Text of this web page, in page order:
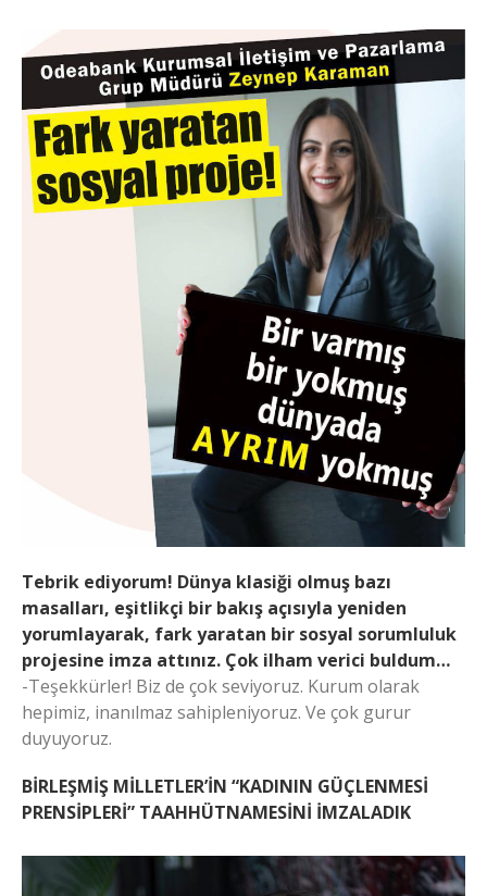
Tebrik ediyorum! Dünya klasiği olmuş bazı
masalları, eşitlikçi bir bakış açısıyla yeniden
yorumlayarak, fark yaratan bir sosyal sorumluluk
projesine imza attınız. Çok ilham verici buldum…
-Teşekkürler! Biz de çok seviyoruz. Kurum olarak
hepimiz, inanılmaz sahipleniyoruz. Ve çok gurur
duyuyoruz.
BİRLEŞMİŞ MİLLETLER’İN “KADININ GÜÇLENMESİ
PRENSİPLERİ” TAAHHÜTNAMESİNİ İMZALADIK